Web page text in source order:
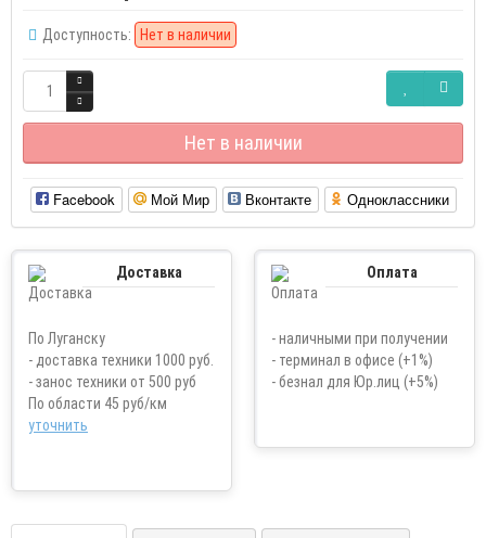
Доступность: Нет в наличии
Нет в наличии
Facebook Мой Мир Вконтакте Одноклассники
Доставка
По Луганску
- доставка техники 1000 руб.
- занос техники от 500 руб
По области 45 руб/км
уточнить
Оплата
- наличными при получении
- терминал в офисе (+1%)
- безнал для Юр.лиц (+5%)